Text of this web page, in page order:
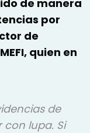
de manera
por
de
quien en
de
con lupa. Si